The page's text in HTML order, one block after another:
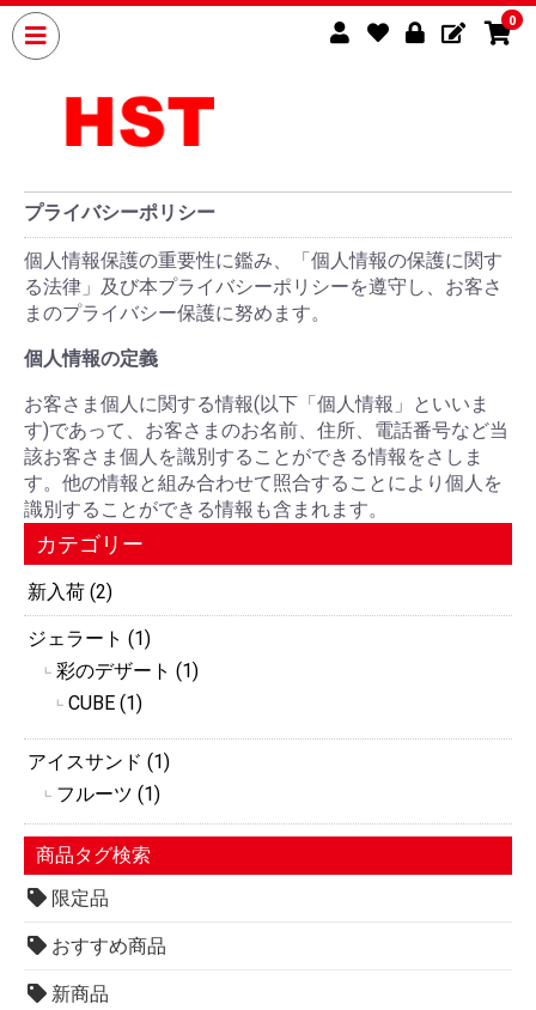
0
カテゴリー
新入荷 (2)
ジェラート (1)
┗ 彩のデザート (1)
┗ CUBE (1)
アイスサンド (1)
┗ フルーツ (1)
商品タグ検索
限定品
おすすめ商品
新商品
プライバシーポリシー
個人情報保護の重要性に鑑み、「個人情報の保護に関す
る法律」及び本プライバシーポリシーを遵守し、お客さ
まのプライバシー保護に努めます。
個人情報の定義
お客さま個人に関する情報(以下「個人情報」といいま
す)であって、お客さまのお名前、住所、電話番号など当
該お客さま個人を識別することができる情報をさしま
す。他の情報と組み合わせて照合することにより個人を
識別することができる情報も含まれます。